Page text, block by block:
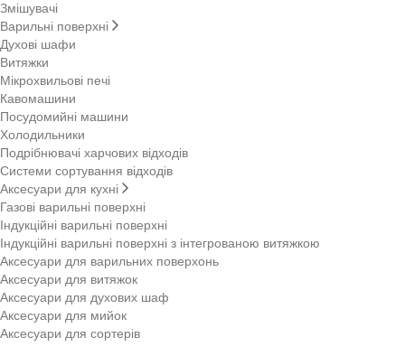
Змішувачі
Варильні поверхні
Духові шафи
Витяжки
Мікрохвильові печі
Кавомашини
Посудомийні машини
Холодильники
Подрібнювачі харчових відходів
Системи сортування відходів
Аксесуари для кухні
Газові варильні поверхні
Індукційні варильні поверхні
Індукційні варильні поверхні з інтегрованою витяжкою
Аксесуари для варильних поверхонь
Аксесуари для витяжок
Аксесуари для духових шаф
Аксесуари для мийок
Аксесуари для сортерів